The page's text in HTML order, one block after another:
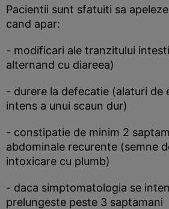
Pacientii sunt sfatuiti sa
cand apar:
- modificari ale tranzitului
alternand cu diareea)
- durere la defecatie (alaturi de
intens a unui scaun dur)
- constipatie de minim 2
abdominale recurente (semne
intoxicare cu plumb)
- daca simptomatologia se
prelungeste peste 3 saptamani